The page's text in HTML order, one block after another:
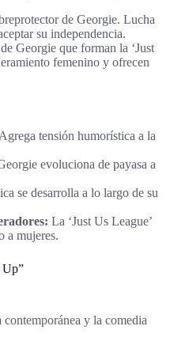
de Georgie. Lucha
su independencia.
Georgie que forman la ‘Just
femenino y ofrecen
Agrega tensión humorística a la
evoluciona de payasa a
se desarrolla a lo largo de su
La ‘Just Us League’
a mujeres.
Up”
y la comedia